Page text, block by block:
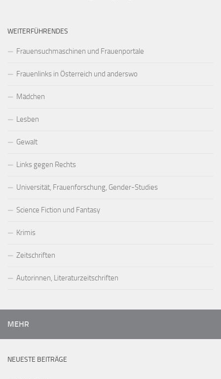
WEITERFÜHRENDES
Frauensuchmaschinen und Frauenportale
Frauenlinks in Österreich und anderswo
Mädchen
Lesben
Gewalt
Links gegen Rechts
Universität, Frauenforschung, Gender-Studies
Science Fiction und Fantasy
Krimis
Zeitschriften
Autorinnen, Literaturzeitschriften
MEHR
NEUESTE BEITRÄGE